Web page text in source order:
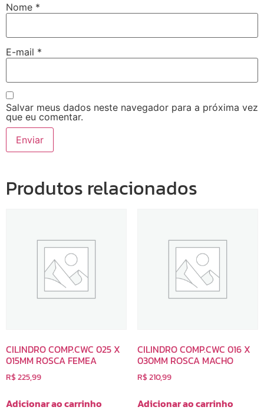
Nome *
E-mail *
Salvar meus dados neste navegador para a próxima vez
que eu comentar.
Produtos relacionados
CILINDRO COMP.CWC 025 X
015MM ROSCA FEMEA
R$225,99
Adicionar ao carrinho
CILINDRO COMP.CWC 016 X
030MM ROSCA MACHO
R$210,99
Adicionar ao carrinho